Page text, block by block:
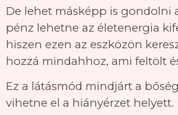
De lehet másképp is gondolni
pénz lehetne az életenergia
hiszen ezen az eszközön
hozzá mindahhoz, ami feltölt
Ez a látásmód mindjárt a
vihetne el a hiányérzet helyett.